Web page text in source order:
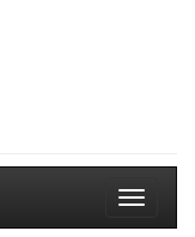
Toggle